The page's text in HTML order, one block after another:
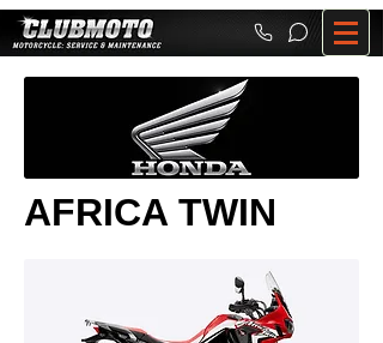
AFRICA TWIN